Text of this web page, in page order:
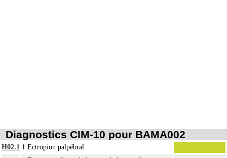
Diagnostics CIM-10 pour BAMA002
H02.1 1 Ectropion palpébral